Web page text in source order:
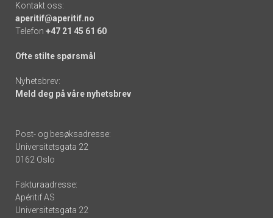
Kontakt oss:
aperitif@aperitif.no
Telefon +47 21 45 61 60
Ofte stilte spørsmål
Nyhetsbrev:
Meld deg på våre nyhetsbrev
Post- og besøksadresse:
Universitetsgata 22
0162 Oslo
Fakturaadresse:
Apéritif AS
Universitetsgata 22